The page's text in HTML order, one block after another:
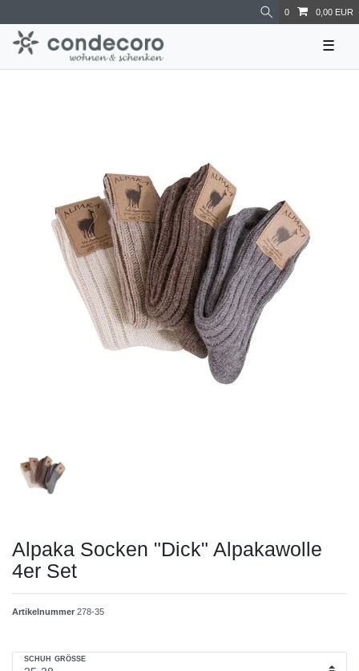
0 0,00 EUR
☰
Alpaka Socken "Dick" Alpakawolle
4er Set
Artikelnummer 278-35
SCHUH GRÖSSE